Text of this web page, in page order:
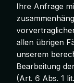
Ihre Anfrage
allen übrigen
unserem
Bearbeitung
(Art. 6 Abs. 1